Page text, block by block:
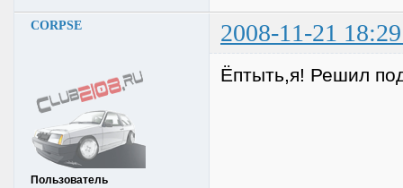
CORPSE 2008-11-21
Пользователь
Ёптыть,я! Решил